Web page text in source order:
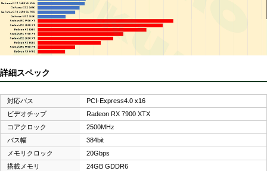
詳細スペック
対応バス
PCI-Express4.0 x16
ビデオチップ
Radeon RX 7900 XTX
コアクロック
2500MHz
バス幅
384bit
メモリクロック
20Gbps
搭載メモリ
24GB GDDR6